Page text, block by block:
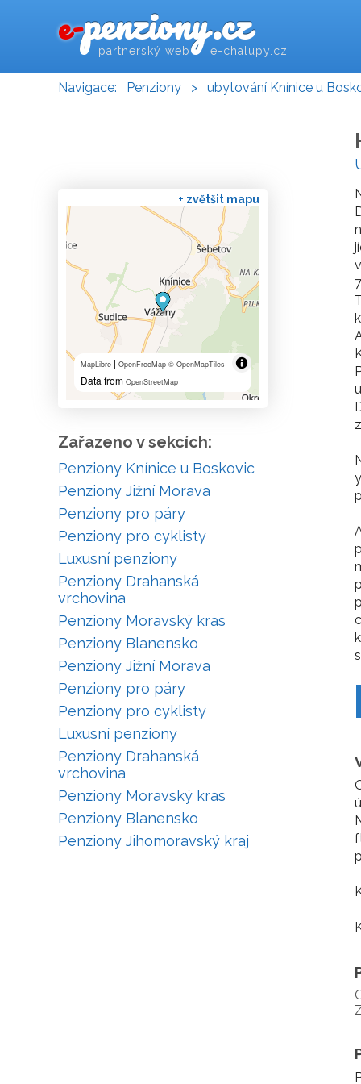
e-penziony.cz
partnerský web e-chalupy.cz
Navigace: Penziony > ubytování Knínice u
+ zvětšit mapu
MapLibre | OpenFreeMap © OpenMapTiles
Data from OpenStreetMap
Zařazeno v sekcích:
Penziony Knínice u Boskovic
Penziony Jižní Morava
Penziony pro páry
Penziony pro cyklisty
Luxusní penziony
Penziony Drahanská
vrchovina
Penziony Moravský kras
Penziony Blanensko
Penziony Jižní Morava
Penziony pro páry
Penziony pro cyklisty
Luxusní penziony
Penziony Drahanská
vrchovina
Penziony Moravský kras
Penziony Blanensko
Penziony Jihomoravský kraj